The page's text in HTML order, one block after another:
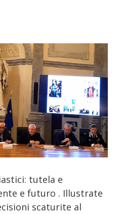
tutela e
e futuro . Illustrate
scaturite al